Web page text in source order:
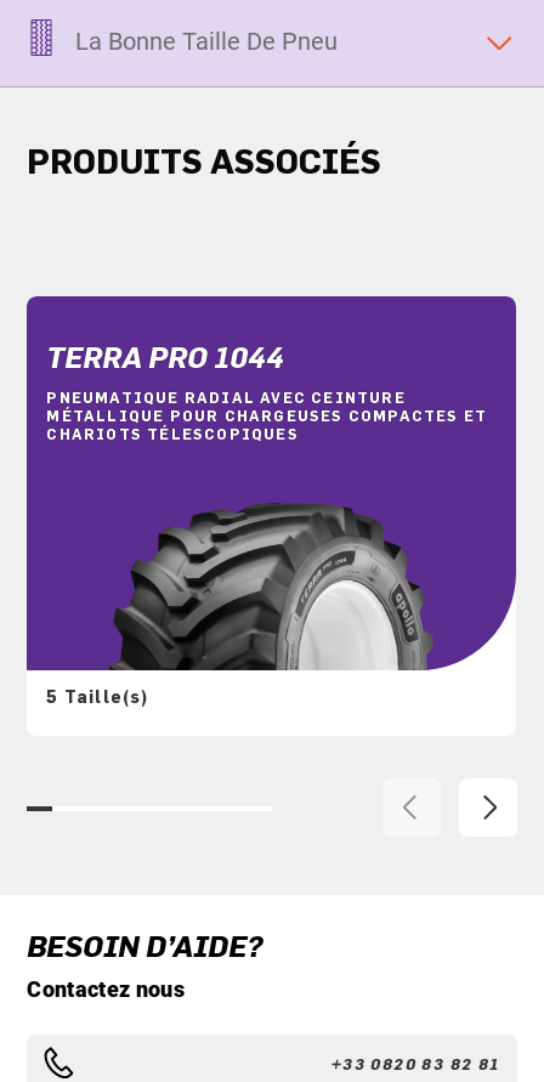
La Bonne Taille De Pneu
PRODUITS ASSOCIÉS
TERRA PRO 1044
PNEUMATIQUE RADIAL AVEC CEINTURE
MÉTALLIQUE POUR CHARGEUSES COMPACTES ET
CHARIOTS TÉLESCOPIQUES
5 Taille(s)
BESOIN D’AIDE?
Contactez nous
+33 0820 83 82 81